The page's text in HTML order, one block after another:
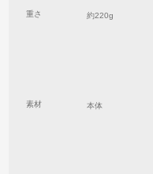
重さ 約220g
素材 本体